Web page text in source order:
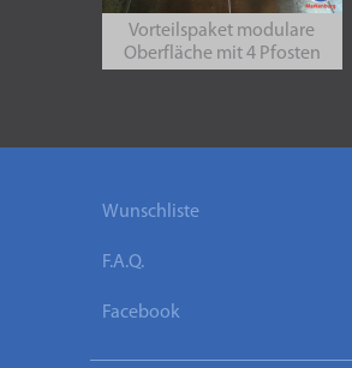
Vorteilspaket modulare
Oberfläche mit 4 Pfosten
Wunschliste
F.A.Q.
Facebook